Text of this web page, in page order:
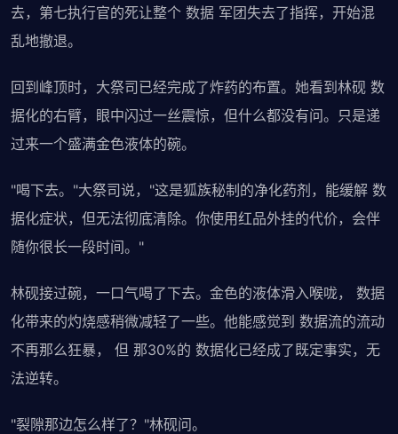
去，第七执行官的死让整个 数据 军团失去了指挥，开始混
乱地撤退。
回到峰顶时，大祭司已经完成了炸药的布置。她看到林砚 数
据化的右臂，眼中闪过一丝震惊，但什么都没有问。只是递
过来一个盛满金色液体的碗。
"喝下去。"大祭司说，"这是狐族秘制的净化药剂，能缓解 数
据化症状，但无法彻底清除。你使用红品外挂的代价，会伴
随你很长一段时间。"
林砚接过碗，一口气喝了下去。金色的液体滑入喉咙， 数据
化带来的灼烧感稍微减轻了一些。他能感觉到 数据流的流动
不再那么狂暴， 但 那30%的 数据化已经成了既定事实，无
法逆转。
"裂隙那边怎么样了？"林砚问。